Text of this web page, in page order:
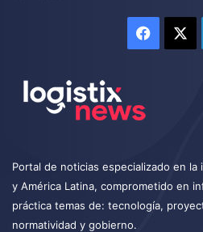
Portal de noticias especializado en
y América Latina, comprometido en
práctica temas de: tecnología,
normatividad y gobierno.